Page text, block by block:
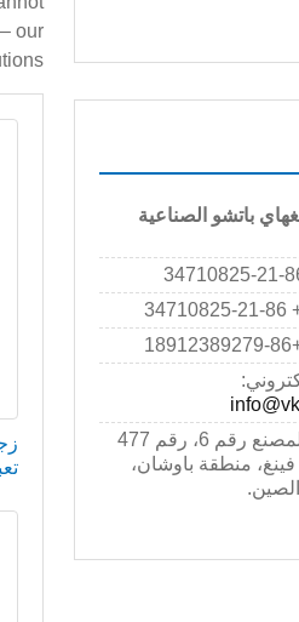
our
باتشو الصناعية
العنوان: المصنع رقم 6، رقم 477
منطقة باوشان،